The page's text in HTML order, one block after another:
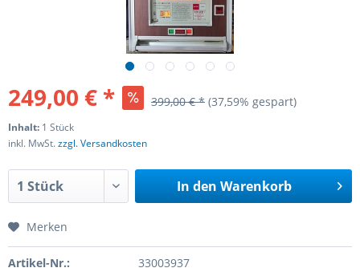
249,00 € * 399,00 € * (37,59% gespart)
Inhalt: 1 Stück
inkl. MwSt.zzgl. Versandkosten
In den Warenkorb
Merken
Artikel-Nr.: 33003937